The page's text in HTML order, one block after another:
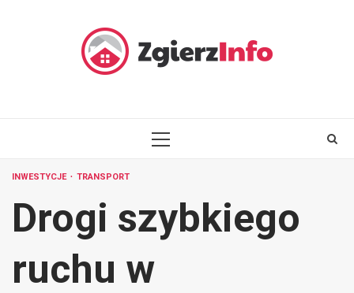
PRIMARY
INWESTYCJE TRANSPORT
Drogi szybkiego
ruchu w